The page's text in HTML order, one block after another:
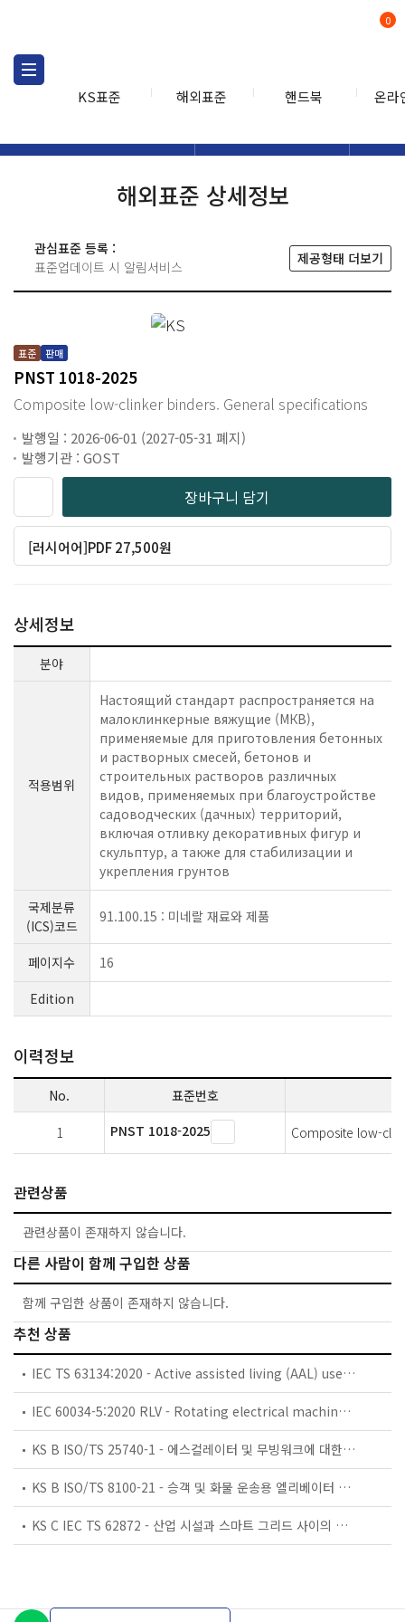
KS표준 해외표준 핸드북 온라
0
해외표준 상세정보
관심표준 등록 :
표준업데이트 시 알림서비스
제공형태 더보기
표준 판매
PNST 1018-2025
Composite low-clinker binders. General specifications
발행일 : 2026-06-01 (2027-05-31 폐지)
발행기관 : GOST
장바구니 담기
[러시어어]PDF 27,500원
상세정보
분야
적용범위
Настоящий стандарт распространяется на
малоклинкерные вяжущие (МКВ),
применяемые для приготовления бетонных
и растворных смесей, бетонов и
строительных растворов различных
видов, применяемых при благоустройстве
садоводческих (дачных) территорий,
включая отливку декоративных фигур и
скульптур, а также для стабилизации и
укрепления грунтов
국제분류
(ICS)코드
91.100.15 : 미네랄 재료와 제품
페이지수
16
Edition
이력정보
No. 표준번호
1 PNST 1018-2025 Composite low-
관련상품
관련상품이 존재하지 않습니다.
다른 사람이 함께 구입한 상품
함께 구입한 상품이 존재하지 않습니다.
추천 상품
IEC TS 63134:2020 - Active assisted living (AAL) use cases
IEC 60034-5:2020 RLV - Rotating electrical machines - Part 5: Degrees of protection provided by the integral design of rotating electrical machines (IP code) - Classification
KS B ISO/TS 25740-1 - 에스컬레이터 및 무빙워크에 대한 안전요건 — 제1부: 세계공통 필수 안전요건(GESRs)
KS B ISO/TS 8100-21 - 승객 및 화물 운송용 엘리베이터 —제21부: 세계공통 필수안전요건(GESRs)을 충족하는 세계공통 안전 파라미터(GSPs)
KS C IEC TS 62872 - 산업 시설과 스마트 그리드 사이의 산업 공정 측정, 제어 및 자동화 시스템 인터페이스